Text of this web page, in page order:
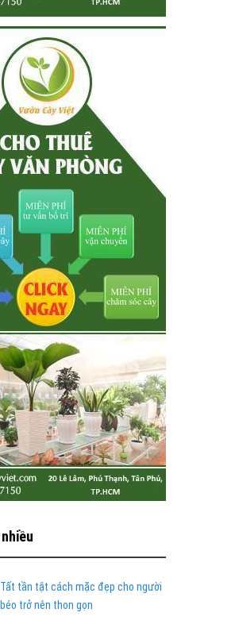
Tất tần tật cách mặc đẹp cho người
béo trở nên thon gọn